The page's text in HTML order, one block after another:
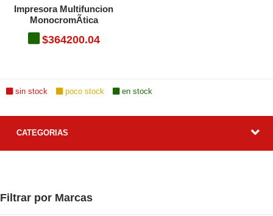
Impresora Multifuncion
MonocromÃtica
$364200.04
sin stock poco stock en stock
CATEGORIAS
Filtrar por Marcas